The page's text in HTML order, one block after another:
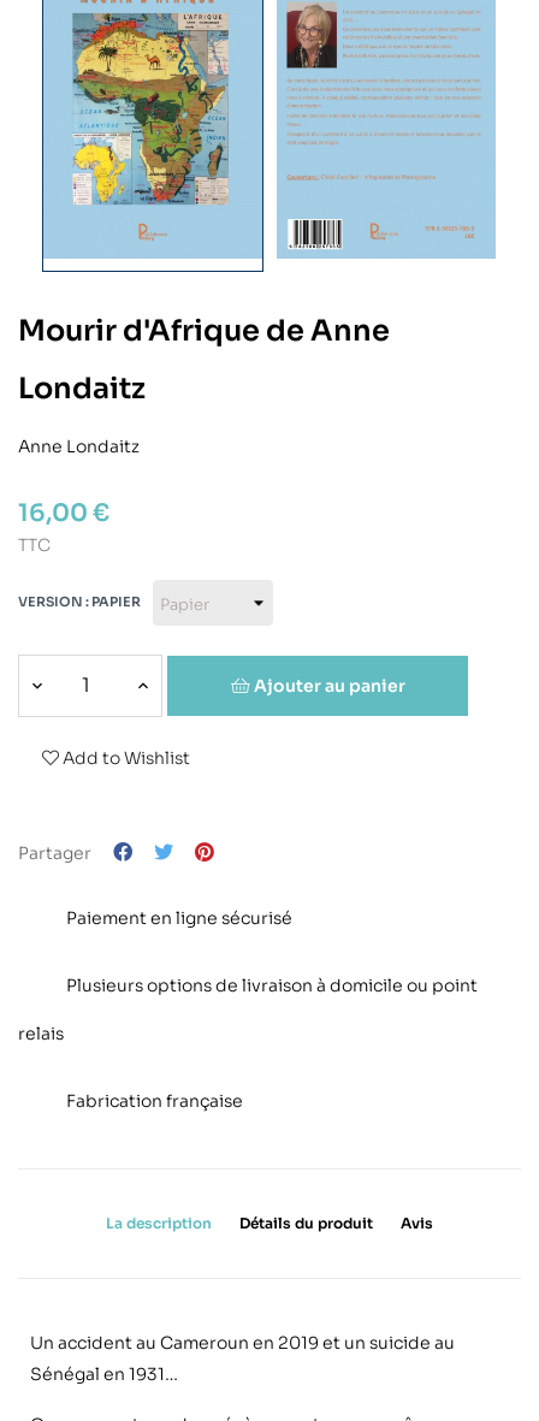
Mourir d'Afrique de Anne
Londaitz
Anne Londaitz
16,00 €
TTC
VERSION : PAPIER
Ajouter au panier
Add to Wishlist
Partager
Paiement en ligne sécurisé
Plusieurs options de livraison à domicile ou point
relais
Fabrication française
La description Détails du produit Avis
Un accident au Cameroun en 2019 et un suicide au
Sénégal en 1931…